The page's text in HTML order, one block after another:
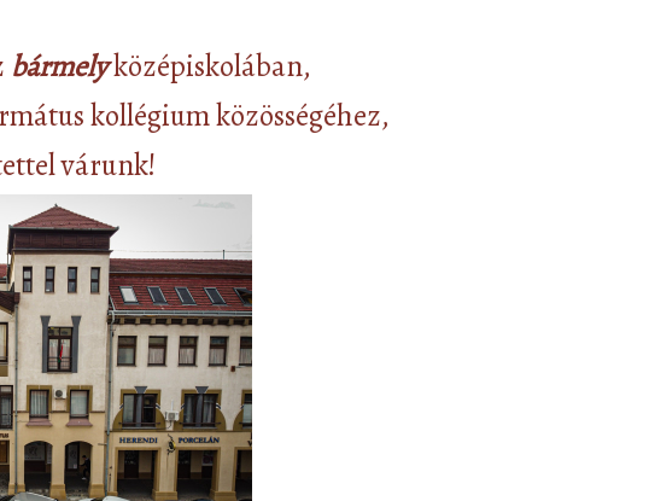
bármelyközépiskolában,
kollégium közösségéhez,
várunk!